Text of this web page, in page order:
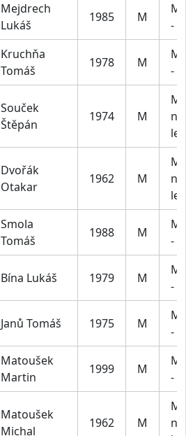
Mejdrech
Lukáš
1985 M
-
Kruchňa
Tomáš
1978 M
-
Souček
Štěpán
1974 M
let
Dvořák
Otakar
1962 M
let
Smola
Tomáš
1988 M
-
Bína Lukáš 1979 M
-
Janů Tomáš 1975 M
-
Matoušek
Martin
1999 M
-
Matoušek
Michal
1962 M